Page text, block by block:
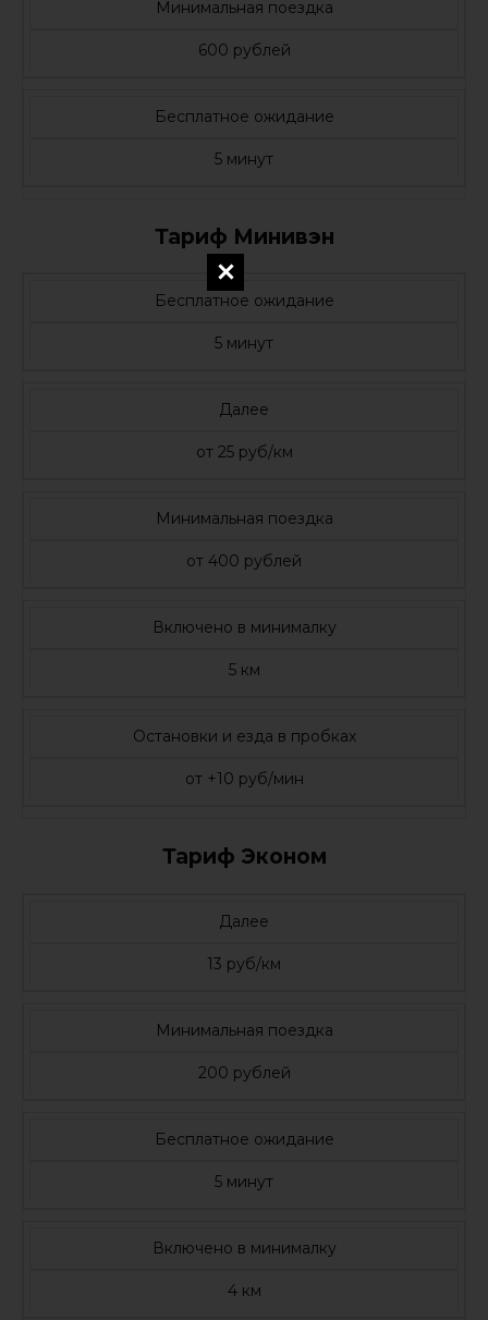
Минимальная поездка
600 рублей
Бесплатное ожидание
5 минут
Тариф Минивэн
Бесплатное ожидание
5 минут
Далее
от 25 руб/км
Минимальная поездка
от 400 рублей
Включено в минималку
5 км
Остановки и езда в пробках
от +10 руб/мин
Тариф Эконом
Далее
13 руб/км
Минимальная поездка
200 рублей
Бесплатное ожидание
5 минут
Включено в минималку
4 км